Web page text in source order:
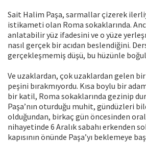
Sait Halim Paşa, sarmallar çizerek
istikameti olan Roma sokaklarında.
anlatabilir yüz ifadesini ve o yüze
nasıl gerçek bir acıdan beslendiğini.
gerçekleşmemiş düşü, bu hüzünle
Ve uzaklardan, çok uzaklardan gelen
peşini bırakmıyordu. Kısa boylu bir
bir katil, Roma sokaklarında gezinip
Paşa’nın oturduğu muhit, gündüzleri
olduğundan, birkaç gün öncesinden
nihayetinde 6 Aralık sabahı erkenden
kapısının önünde Paşa’yı beklemeye